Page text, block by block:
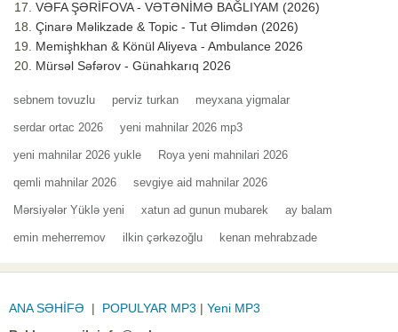
VƏFA ŞƏRİFOVA - VƏTƏNİMƏ BAĞLIYAM (2026)
Çinarə Məlikzade & Topic - Tut Əlimdən (2026)
Memişhkhan & Könül Aliyeva - Ambulance 2026
Mürsəl Səfərov - Günahkarıq 2026
sebnem tovuzlu perviz turkan meyxana yigmalar
serdar ortac 2026 yeni mahnilar 2026 mp3
yeni mahnilar 2026 yukle Roya yeni mahnilari 2026
qemli mahnilar 2026 sevgiye aid mahnilar 2026
Mərsiyələr Yüklə yeni xatun ad gunun mubarek ay balam
emin meherremov ilkin çərkəzoğlu kenan mehrabzade
ANA SƏHİFƏ | POPULYAR MP3 | Yeni MP3